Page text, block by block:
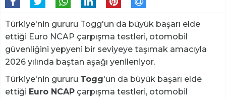
Türkiye'nin gururu Togg'un da büyük başarı elde
ettiği Euro NCAP çarpışma testleri, otomobil
güvenliğini yepyeni bir seviyeye taşımak amacıyla
2026 yılında baştan aşağı yenileniyor.
Türkiye'nin gururu Togg'un da büyük başarı elde
ettiği Euro NCAP çarpışma testleri, otomobil